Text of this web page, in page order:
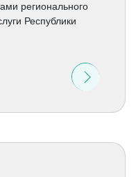
регионального
Республики